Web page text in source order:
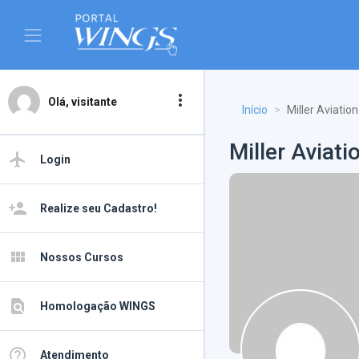
Início Miller Aviation
Miller
Olá, visitante more_vert
airplanemode_active Login
person_add Realize seu Cadastro!
view_module Nossos Cursos
find_in_page Homologação WINGS
help_outline Atendimento